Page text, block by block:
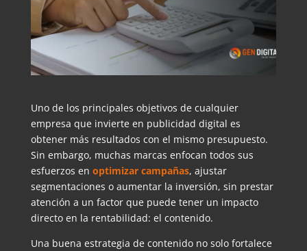
Uno de los principales objetivos de cualquier
empresa que invierte en publicidad digital es
obtener más resultados con el mismo presupuesto.
Sin embargo, muchas marcas enfocan todos sus
esfuerzos en optimizar campañas, ajustar
segmentaciones o aumentar la inversión, sin prestar
atención a un factor que puede tener un impacto
directo en la rentabilidad: el contenido.
Una buena estrategia de contenido no solo fortalece